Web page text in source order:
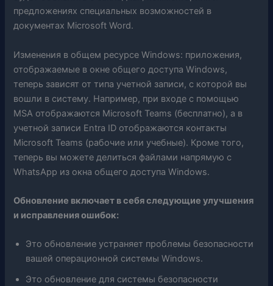
предложениях специальных возможностей в
документах Microsoft Word.
Изменения в общем ресурсе Windows: приложения,
отображаемые в окне общего доступа Windows,
теперь зависят от типа учетной записи, с которой вы
вошли в систему. Например, при входе с помощью
MSA отображаются Microsoft Teams (бесплатно), а в
учетной записи Entra ID отображаются контакты
Microsoft Teams (рабочие или учебные). Кроме того,
теперь вы можете делиться файлами напрямую с
WhatsApp из окна общего доступа Windows.
Обновление включает в себя следующие улучшения
и исправления ошибок:
Это обновление устраняет проблемы безопасности
вашей операционной системы Windows.
Это обновление для системы безопасности